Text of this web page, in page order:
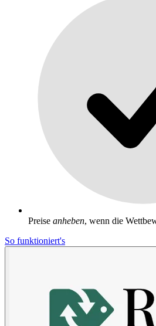
Preise anheben, wenn die
So funktioniert's